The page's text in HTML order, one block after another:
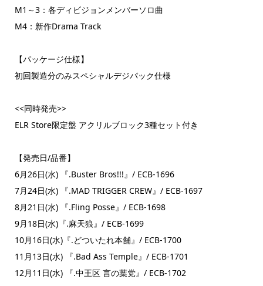
M1～3：各ディビジョンメンバーソロ曲
M4：新作Drama Track
【パッケージ仕様】
初回製造分のみスペシャルデジパック仕様
<<同時発売>>
ELR Store限定盤 アクリルブロック3種セット付き
【発売日/品番】
6月26日(水) 『.Buster Bros!!!』/ ECB-1696
7月24日(水) 『.MAD TRIGGER CREW』/ ECB-1697
8月21日(水) 『.Fling Posse』/ ECB-1698
9月18日(水)『.麻天狼』/ ECB-1699
10月16日(水)『.どついたれ本舗』/ ECB-1700
11月13日(水) 『.Bad Ass Temple』/ ECB-1701
12月11日(水) 『.中王区 言の葉党』/ ECB-1702